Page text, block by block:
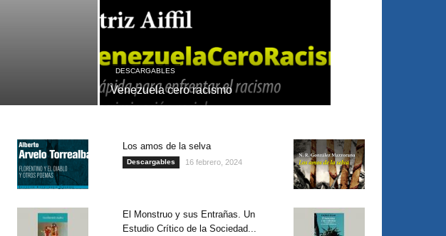
DESCARGABLES
Venezuela cero racismo
Los amos de la selva
Descargables 16 febrero, 2024
El Monstruo y sus Entrañas. Un
Estudio Crítico de la Sociedad...